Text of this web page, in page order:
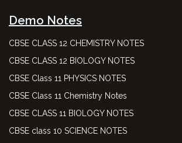
Demo Notes
CBSE CLASS 12 CHEMISTRY NOTES
CBSE CLASS 12 BIOLOGY NOTES
CBSE Class 11 PHYSICS NOTES
CBSE Class 11 Chemistry Notes
CBSE CLASS 11 BIOLOGY NOTES
CBSE class 10 SCIENCE NOTES